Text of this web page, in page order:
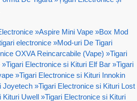
»Aspire Mini Vape »Box Mod
electronice »Mod-uri De Tigari
OXVA Reincarcabile (Vape) »Tigari
»Tigari Electronice si Kituri Elf Bar »Tigari
»Tigari Electronice si Kituri Innokin
Joyetech »Tigari Electronice si Kituri Lost
Kituri Uwell »Tigari Electronice si Kituri